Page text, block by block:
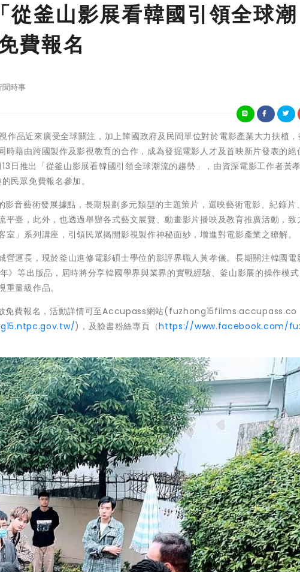
釜山影展看韓國引領全球潮
費報名
聞時事
品近來廣受全球關注，加上韓國政府及民間單位對於電影產業大力扶植，
時藉由跨國製作及影視教育的合作，成為發掘電影人才及首映新片發表的絕
日推出「從釜山影展看韓國引領全球潮流的趨勢」，由資深電影工作者黃
民眾免費報名參加。
影音藝術發展據點，長期規劃多元類型的主題策片，選映藝術電影、紀錄片
臺，此外，也透過舉辦各式藝文展覽、動畫影片播映及教育推廣活動，致
」系列講座，引領民眾揭開影視製作神秘面紗，增進對電影產業之瞭解。
運長，現於釜山進修電影碩士學位的影評界職人黃孝儀。長期關注韓國電
等出版品，屆時將分享韓國學界與業界的實戰經驗、釜山影展的操作模式
量級作品。
放免費報名，活動詳情可至Accupass網站(fuzhong15films.accupass.co
)，及臉書粉絲專頁（https://www.facebook.com/